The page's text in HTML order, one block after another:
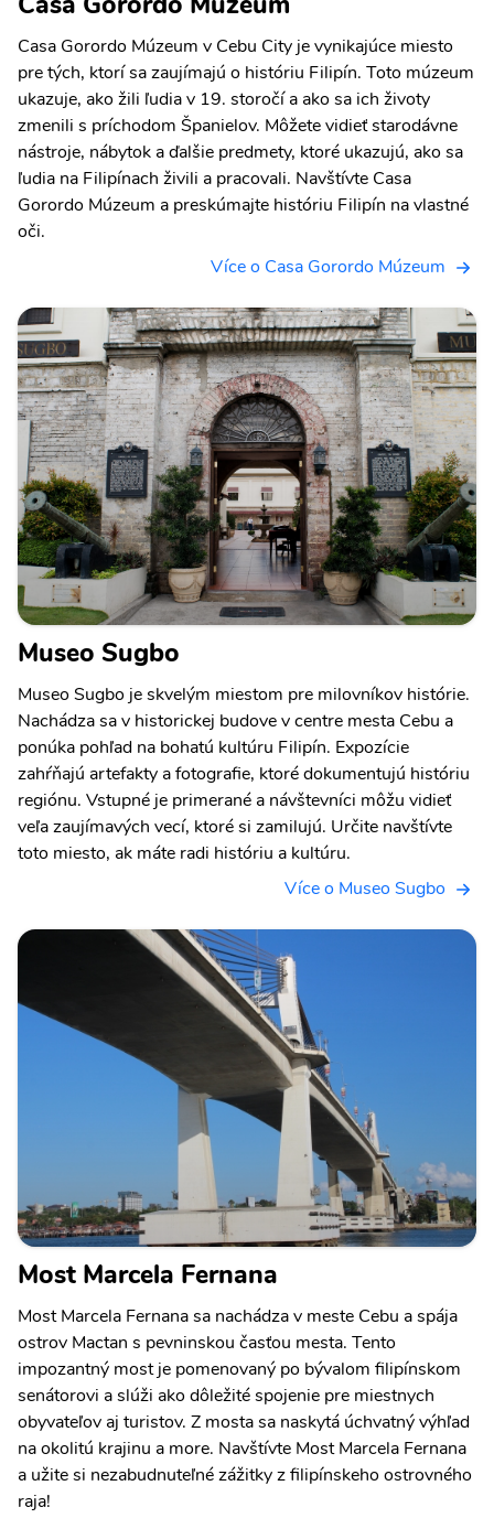
Casa Gorordo Múzeum v Cebu City je vynikajúce miesto
pre tých, ktorí sa zaujímajú o históriu Filipín. Toto múzeum
ukazuje, ako žili ľudia v 19. storočí a ako sa ich životy
zmenili s príchodom Španielov. Môžete vidieť starodávne
nástroje, nábytok a ďalšie predmety, ktoré ukazujú, ako sa
ľudia na Filipínach živili a pracovali. Navštívte Casa
Gorordo Múzeum a preskúmajte históriu Filipín na vlastné
oči.
Více o Casa Gorordo Múzeum
Museo Sugbo
Museo Sugbo je skvelým miestom pre milovníkov histórie.
Nachádza sa v historickej budove v centre mesta Cebu a
ponúka pohľad na bohatú kultúru Filipín. Expozície
zahŕňajú artefakty a fotografie, ktoré dokumentujú históriu
regiónu. Vstupné je primerané a návštevníci môžu vidieť
veľa zaujímavých vecí, ktoré si zamilujú. Určite navštívte
toto miesto, ak máte radi históriu a kultúru.
Více o Museo Sugbo
Most Marcela Fernana
Most Marcela Fernana sa nachádza v meste Cebu a spája
ostrov Mactan s pevninskou časťou mesta. Tento
impozantný most je pomenovaný po bývalom filipínskom
senátorovi a slúži ako dôležité spojenie pre miestnych
obyvateľov aj turistov. Z mosta sa naskytá úchvatný výhľad
na okolitú krajinu a more. Navštívte Most Marcela Fernana
a užite si nezabudnuteľné zážitky z filipínskeho ostrovného
raja!